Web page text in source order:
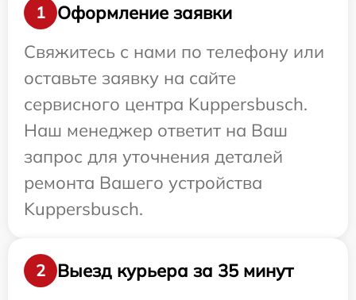
1
Оформление заявки
Свяжитесь с нами по телефону или
оставьте заявку на сайте
сервисного центра Kuppersbusch.
Наш менеджер ответит на Ваш
запрос для уточнения деталей
ремонта Вашего устройства
Kuppersbusch.
2
Выезд курьера за 35 минут